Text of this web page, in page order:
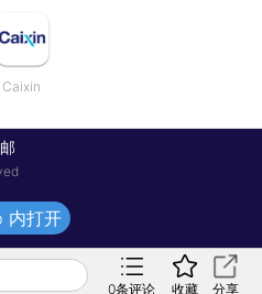
Caixin
0条评论 收藏 分享
内打开